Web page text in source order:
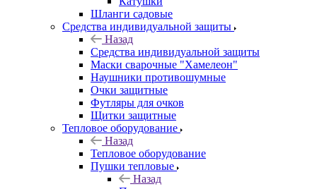
Шланги садовые
Средства индивидуальной защиты
Назад
Средства индивидуальной защиты
Маски сварочные "Хамелеон"
Наушники противошумные
Очки защитные
Футляры для очков
Щитки защитные
Тепловое оборудование
Назад
Тепловое оборудование
Пушки тепловые
Назад